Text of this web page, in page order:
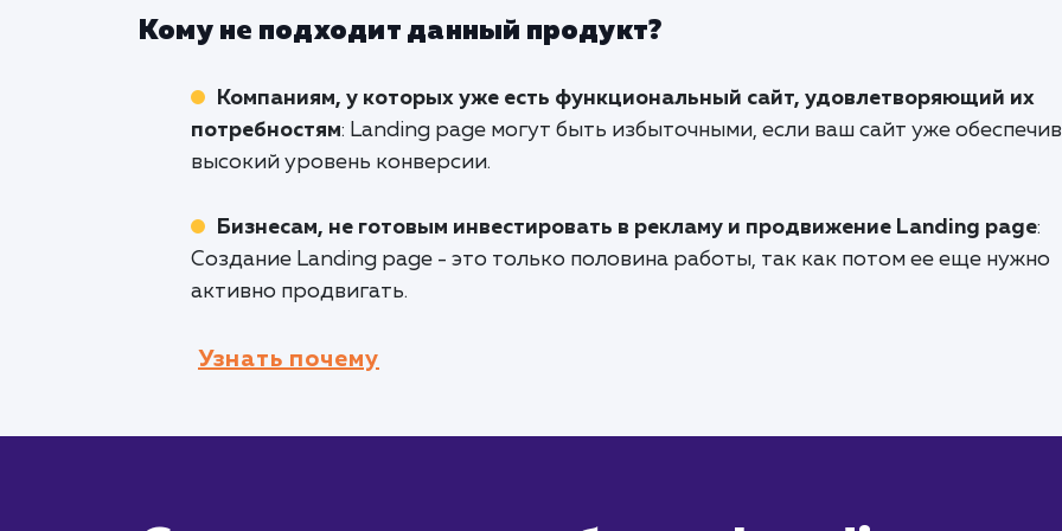
Кому не подходит данный продукт?
Компаниям, у которых уже есть функциональный сайт, удовлетворяющий их
потребностям: Landing page могут быть избыточными, если ваш сайт уже
высокий уровень конверсии.
Бизнесам, не готовым инвестировать в рекламу и продвижение Landing page:
Создание Landing page - это только половина работы, так как потом ее еще нужно
активно продвигать.
Узнать почему